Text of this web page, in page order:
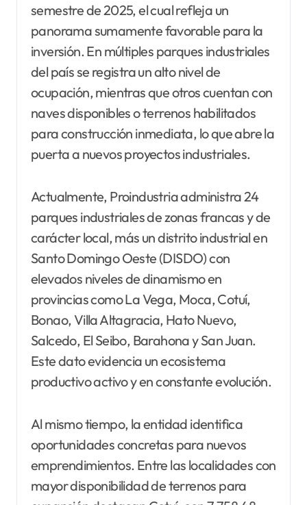
semestre de 2025, el cual refleja un
panorama sumamente favorable para la
inversión. En múltiples parques industriales
del país se registra un alto nivel de
ocupación, mientras que otros cuentan con
naves disponibles o terrenos habilitados
para construcción inmediata, lo que abre la
puerta a nuevos proyectos industriales.
Actualmente, Proindustria administra 24
parques industriales de zonas francas y de
carácter local, más un distrito industrial en
Santo Domingo Oeste (DISDO) con
elevados niveles de dinamismo en
provincias como La Vega, Moca, Cotuí,
Bonao, Villa Altagracia, Hato Nuevo,
Salcedo, El Seibo, Barahona y San Juan.
Este dato evidencia un ecosistema
productivo activo y en constante evolución.
Al mismo tiempo, la entidad identifica
oportunidades concretas para nuevos
emprendimientos. Entre las localidades con
mayor disponibilidad de terrenos para